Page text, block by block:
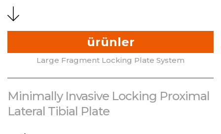
ürünler
Large Fragment Locking Plate System
Minimally Invasive Locking Proximal
Lateral Tibial Plate